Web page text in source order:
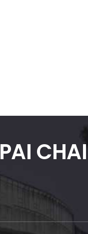
PAI CHAI